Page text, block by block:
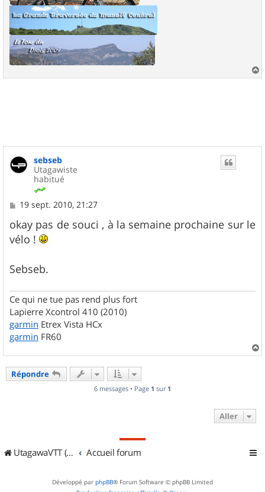
a
sebseb
Utagawiste
habitué
M
s
s
a
19 sept. 2010, 21:27
okay pas de souci , à la semaine prochaine sur le
vélo !
Sebseb.
Ce qui ne tue pas rend plus fort
Lapierre Xcontrol 410 (2010)
garmin Etrex Vista HCx
garmin FR60
a
Répondre
6 messages • Page 1 sur 1
Aller
UtagawaVTT (Randos VTT et VTTAE avec traces GPS) Accueil forum
Développé par phpBB® Forum Software © phpBB Limited